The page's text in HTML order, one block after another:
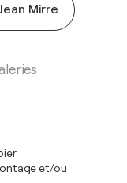
Mirre
et/ou